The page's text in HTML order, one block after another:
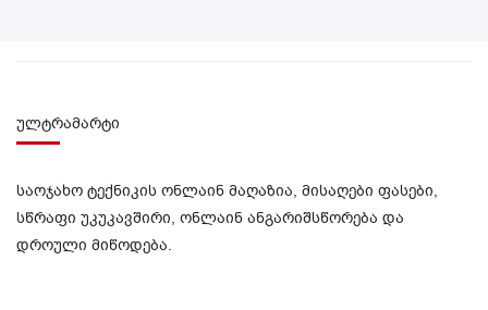
ულტრამარტი
საოჯახო ტექნიკის ონლაინ მაღაზია, მისაღები ფასები,
სწრაფი უკუკავშირი, ონლაინ ანგარიშსწორება და
დროული მიწოდება.